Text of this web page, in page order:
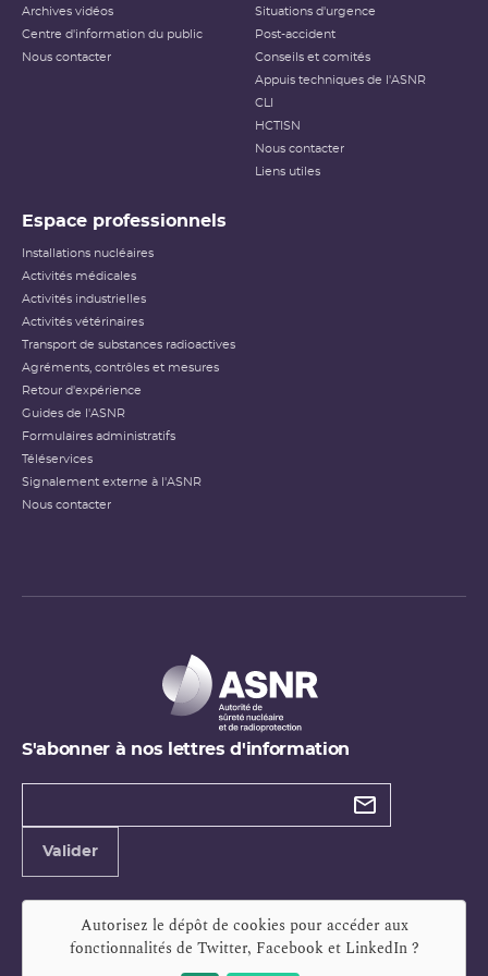
applicable aux événements survenant sur les
événements ayant des conséquences, potentielles ou
réelles, sur la radioprotection du public et des travailleurs.
Elle ne s’applique pas aux événements ayant un impact
habituellement utilisés pour classer les événements
reçue notamment) n’étant pas applicables dans ce
Échelle INES pour le
classement des incidents et
Archives vidéos
Centre d'information du public
Nous contacter
Situations d'urgence
Post-accident
Conseils et comités
Appuis techniques de l'ASNR
CLI
HCTISN
Nous contacter
Liens utiles
Espace professionnels
Installations nucléaires
Activités médicales
Activités industrielles
Activités vétérinaires
Transport de substances radioactives
Agréments, contrôles et mesures
Retour d'expérience
Guides de l'ASNR
Formulaires administratifs
Téléservices
Signalement externe à l'ASNR
Nous contacter
S'abonner à nos lettres d'information
Types de
Valider
Autorisez le dépôt de cookies pour accéder aux
fonctionnalités de Twitter, Facebook et LinkedIn?